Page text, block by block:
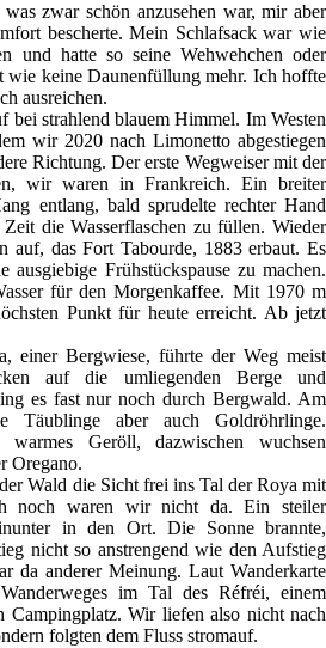
zwar schön anzusehen war, mir aber
bescherte. Mein Schlafsack war wie
und hatte so seine Wehwehchen oder
wie keine Daunenfüllung mehr. Ich hoffte
ausreichen.
bei strahlend blauem Himmel. Im Westen
wir 2020 nach Limonetto abgestiegen
Richtung. Der erste Wegweiser mit der
wir waren in Frankreich. Ein breiter
entlang, bald sprudelte rechter Hand
die Wasserflaschen zu füllen. Wieder
auf, das Fort Tabourde, 1883 erbaut. Es
Frühstückspause zu machen.
für den Morgenkaffee. Mit 1970 m
Punkt für heute erreicht. Ab jetzt
einer Bergwiese, führte der Weg meist
auf die umliegenden Berge und
es fast nur noch durch Bergwald. Am
Täublinge aber auch Goldröhrlinge.
warmes Geröll, dazwischen wuchsen
Oregano.
Wald die Sicht frei ins Tal der Roya mit
noch waren wir nicht da. Ein steiler
in den Ort. Die Sonne brannte,
nicht so anstrengend wie den Aufstieg
da anderer Meinung. Laut Wanderkarte
im Tal des Réfréi, einem
Campingplatz. Wir liefen also nicht nach
folgten dem Fluss stromauf.